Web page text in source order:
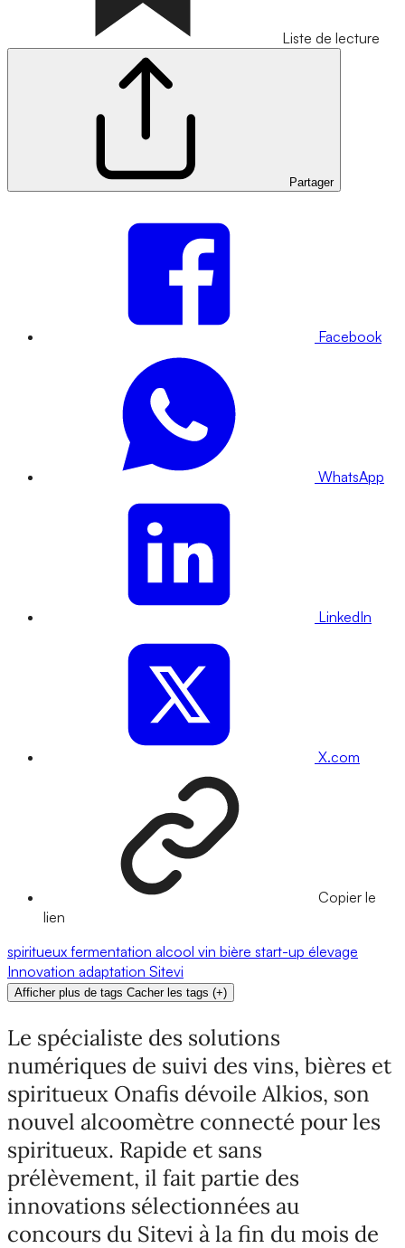
Liste de lecture
Partager
Facebook
WhatsApp
LinkedIn
X.com
Copier le
lien
spiritueux fermentation alcool vin bière start-up élevage
Innovation adaptation Sitevi
Afficher plus de tags Cacher les tags (+)
Le spécialiste des solutions
numériques de suivi des vins, bières et
spiritueux Onafis dévoile Alkios, son
nouvel alcoomètre connecté pour les
spiritueux. Rapide et sans
prélèvement, il fait partie des
innovations sélectionnées au
concours du Sitevi à la fin du mois de